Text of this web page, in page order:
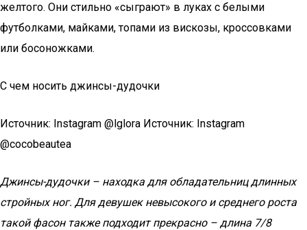
желтого. Они стильно «сыграют» в луках с белыми
футболками, майками, топами из вискозы, кроссовками
или босоножками.
С чем носить джинсы-дудочки
Источник: Instagram @lglora Источник: Instagram
@cocobeautea
Джинсы-дудочки – находка для обладательниц длинных
стройных ног. Для девушек невысокого и среднего роста
такой фасон также подходит прекрасно – длина 7/8